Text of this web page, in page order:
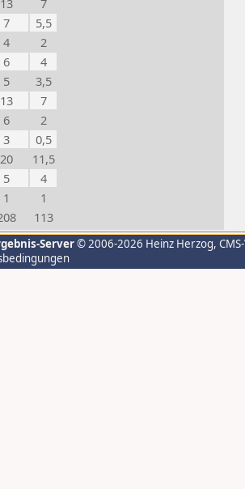
13
7
7
5,5
4
2
6
4
5
3,5
13
7
6
2
3
0,5
20
11,5
5
4
1
1
113
Server© 2006-2026 Heinz Herzog,